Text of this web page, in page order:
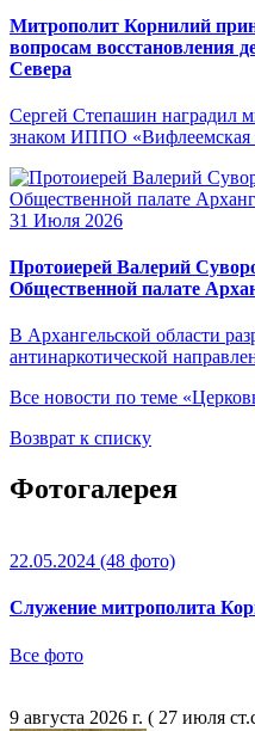
Митрополит Корнилий
вопросам восстановления
Севера
Сергей Степашин наградил
знаком ИППО «Вифлеемская
31 Июля 2026
Протоиерей Валерий
Общественной палате
В Архангельской области
антинаркотической
Все новости по теме
Возврат к списку
Фотогалерея
22.05.2024 (48 фото)
Служение митрополита
Все фото
9 августа 2026 г. ( 27 июля